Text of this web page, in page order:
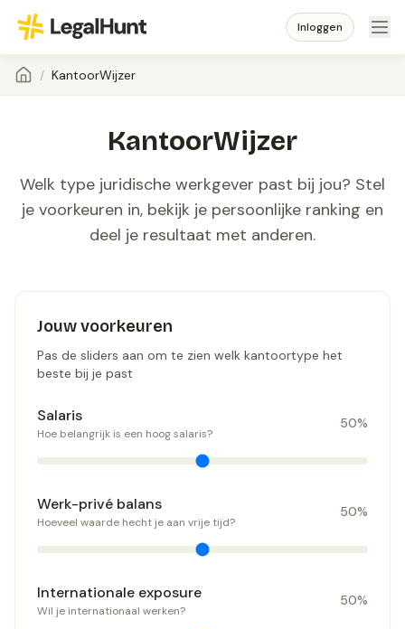
Inloggen
/ KantoorWijzer
KantoorWijzer
Welk type juridische werkgever past bij jou? Stel
je voorkeuren in, bekijk je persoonlijke ranking en
deel je resultaat met anderen.
Jouw voorkeuren
Pas de sliders aan om te zien welk kantoortype het
beste bij je past
Salaris
Hoe belangrijk is een hoog salaris?
50%
Werk-privé balans
Hoeveel waarde hecht je aan vrije tijd?
50%
Internationale exposure
Wil je internationaal werken?
50%